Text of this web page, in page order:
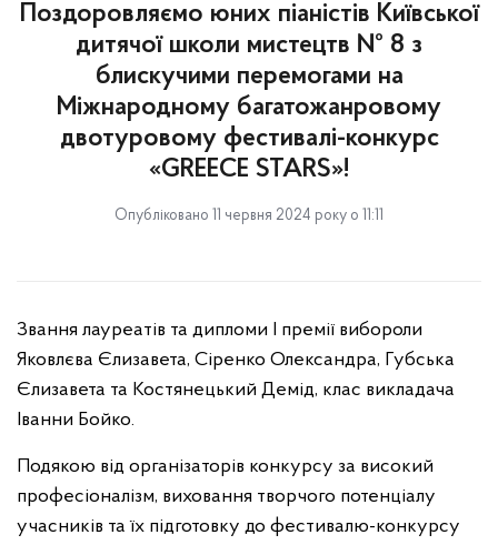
Поздоровляємо юних піаністів Київської
дитячої школи мистецтв № 8 з
блискучими перемогами на
Міжнародному багатожанровому
двотуровому фестивалі-конкурс
«GREECE STARS»!
Опубліковано 11 червня 2024 року о 11:11
Звання лауреатів та дипломи І премії вибороли
Яковлєва Єлизавета, Сіренко Олександра, Губська
Єлизавета та Костянецький Демід, клас викладача
Іванни Бойко.
Подякою від організаторів конкурсу за високий
професіоналізм, виховання творчого потенціалу
учасників та їх підготовку до фестивалю-конкурсу